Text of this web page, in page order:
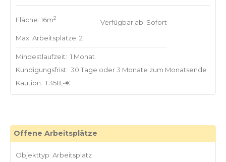
Fläche: 16m2
Max. Arbeitsplätze: 2
Verfügbar ab: Sofort
Mindestlaufzeit: 1 Monat
Kündigungsfrist: 30 Tage oder 3 Monate zum Monatsende
Kaution: 1.358,-€
Offene Arbeitsplätze
Objekttyp: Arbeitsplatz